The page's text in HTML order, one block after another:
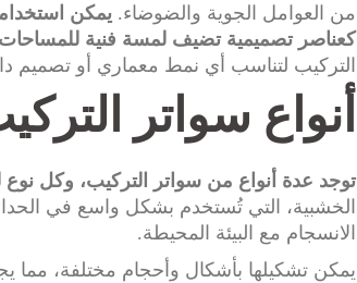
من العوامل الجوية والضوضاء. يمكن
كعناصر تصميمية تضيف لمسة فنية للمساحات
التركيب لتناسب أي نمط معماري أو تصميم
أنواع سواتر
توجد عدة أنواع من سواتر التركيب، وكل نوع
الخشبية، التي تُستخدم بشكل واسع في
الانسجام مع البيئة المحيطة.
يمكن تشكيلها بأشكال وأحجام مختلفة، مما